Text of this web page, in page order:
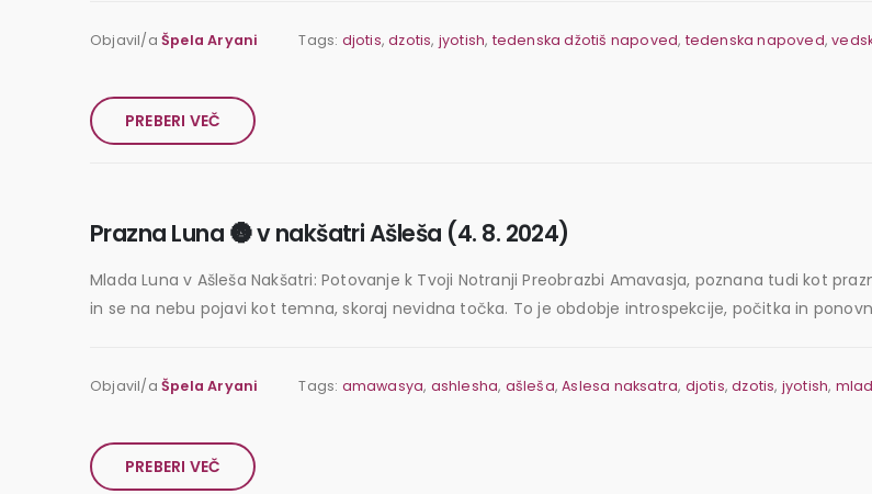
Objavil/a Špela Aryani Tags: djotis,dzotis, jyotish, tedenska džotiš napoved, tedenska napoved,
PREBERI VEČ
Prazna Luna 🌚 v nakšatri Ašleša (4. 8. 2024)
Mlada Luna v Ašleša Nakšatri: Potovanje k Tvoji Notranji Preobrazbi Amavasja, poznana tudi kot
in se na nebu pojavi kot temna, skoraj nevidna točka. To je obdobje introspekcije, počitka in
Objavil/a Špela Aryani Tags: amawasya, ashlesha, ašleša,Aslesa naksatra, djotis,dzotis, jyotish,
PREBERI VEČ